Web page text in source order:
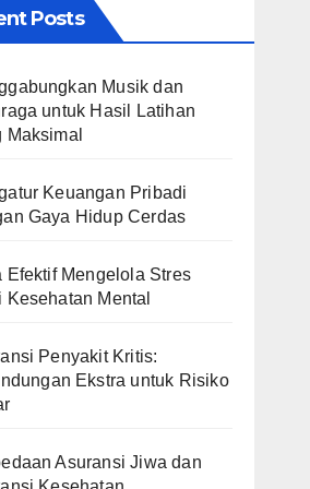
Posts
Musik dan
untuk Hasil Latihan
Maksimal
Keuangan Pribadi
Gaya Hidup Cerdas
Efektif Mengelola Stres
Kesehatan Mental
Penyakit Kritis:
Ekstra untuk Risiko
Asuransi Jiwa dan